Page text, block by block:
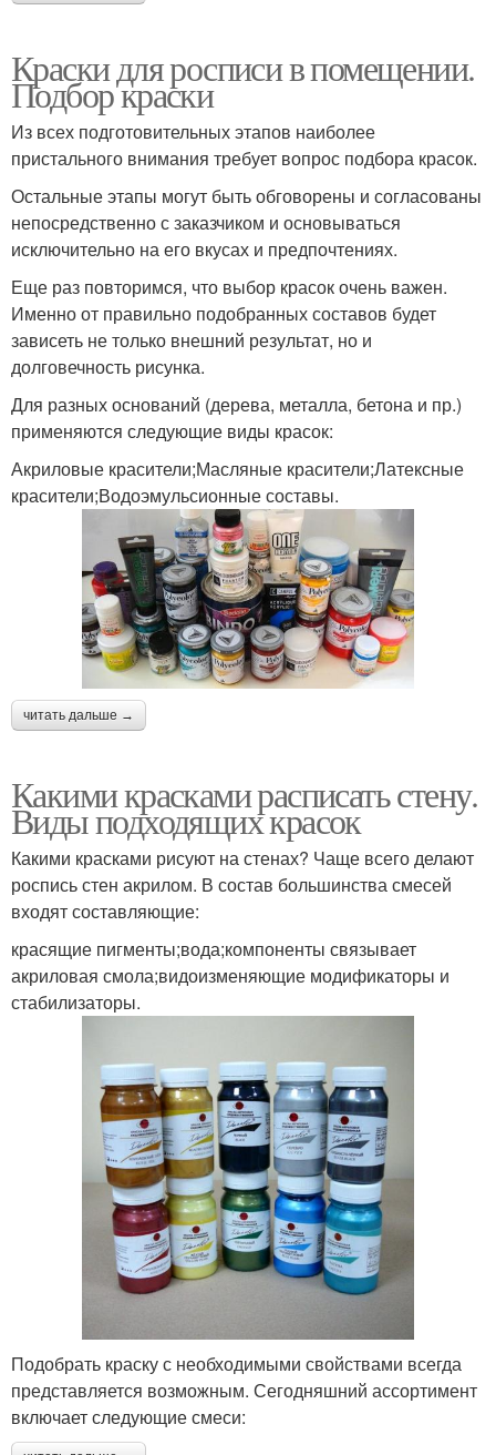
Краски для росписи в помещении.
Подбор краски
Из всех подготовительных этапов наиболее
пристального внимания требует вопрос подбора красок.
Остальные этапы могут быть обговорены и согласованы
непосредственно с заказчиком и основываться
исключительно на его вкусах и предпочтениях.
Еще раз повторимся, что выбор красок очень важен.
Именно от правильно подобранных составов будет
зависеть не только внешний результат, но и
долговечность рисунка.
Для разных оснований (дерева, металла, бетона и пр.)
применяются следующие виды красок:
Акриловые красители;Масляные красители;Латексные
красители;Водоэмульсионные составы.
читать дальше →
Какими красками расписать стену.
Виды подходящих красок
Какими красками рисуют на стенах? Чаще всего делают
роспись стен акрилом. В состав большинства смесей
входят составляющие:
красящие пигменты;вода;компоненты связывает
акриловая смола;видоизменяющие модификаторы и
стабилизаторы.
Подобрать краску с необходимыми свойствами всегда
представляется возможным. Сегодняшний ассортимент
включает следующие смеси: